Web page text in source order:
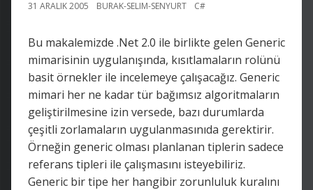
31 ARALIK 2005 BURAK-SELIM-SENYURT C#
Bu makalemizde .Net 2.0 ile birlikte gelen Generic
mimarisinin uygulanışında, kısıtlamaların rolünü
basit örnekler ile incelemeye çalışacağız. Generic
mimari her ne kadar tür bağımsız algoritmaların
geliştirilmesine izin versede, bazı durumlarda
çeşitli zorlamaların uygulanmasınıda gerektirir.
Örneğin generic olması planlanan tiplerin sadece
referans tipleri ile çalışmasını isteyebiliriz.
Generic bir tipe her hangibir zorunluluk kuralını